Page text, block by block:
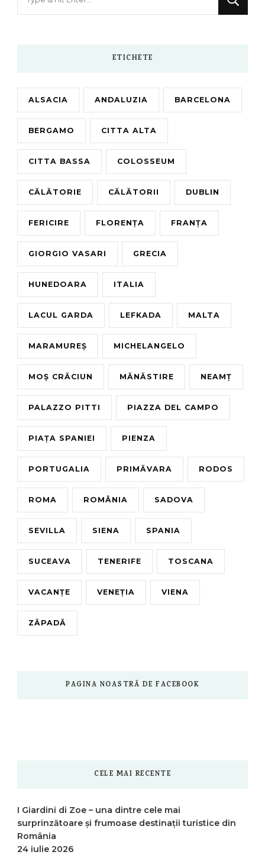
ETICHETE
ALSACIA ANDALUZIA BARCELONA
BERGAMO CITTA ALTA
CITTA BASSA COLOSSEUM
CĂLĂTORIE CĂLĂTORII DUBLIN
FERICIRE FLORENȚA FRANȚA
GIORGIO VASARI GRECIA
HUNEDOARA ITALIA
LACUL GARDA LEFKADA MALTA
MARAMUREȘ MICHELANGELO
MOȘ CRĂCIUN MĂNĂSTIRE NEAMȚ
PALAZZO PITTI PIAZZA DEL CAMPO
PIAȚA SPANIEI PIENZA
PORTUGALIA PRIMĂVARA RODOS
ROMA ROMÂNIA SADOVA
SEVILLA SIENA SPANIA
SUCEAVA TENERIFE TOSCANA
VACANȚE VENEȚIA VIENA
ZĂPADĂ
PAGINA NOASTRĂ DE FACEBOOK
CELE MAI RECENTE
I Giardini di Zoe – una dintre cele mai
surprinzătoare și frumoase destinații turistice din
România
24 iulie 2026